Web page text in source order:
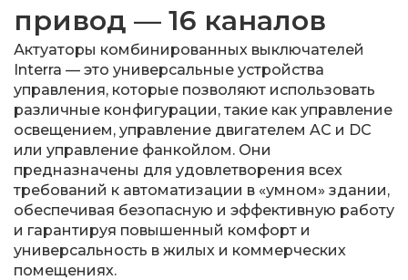
привод — 16 каналов
Актуаторы комбинированных выключателей
Interra — это универсальные устройства
управления, которые позволяют использовать
различные конфигурации, такие как управление
освещением, управление двигателем AC и DC
или управление фанкойлом. Они
предназначены для удовлетворения всех
требований к автоматизации в «умном» здании,
обеспечивая безопасную и эффективную работу
и гарантируя повышенный комфорт и
универсальность в жилых и коммерческих
помещениях.